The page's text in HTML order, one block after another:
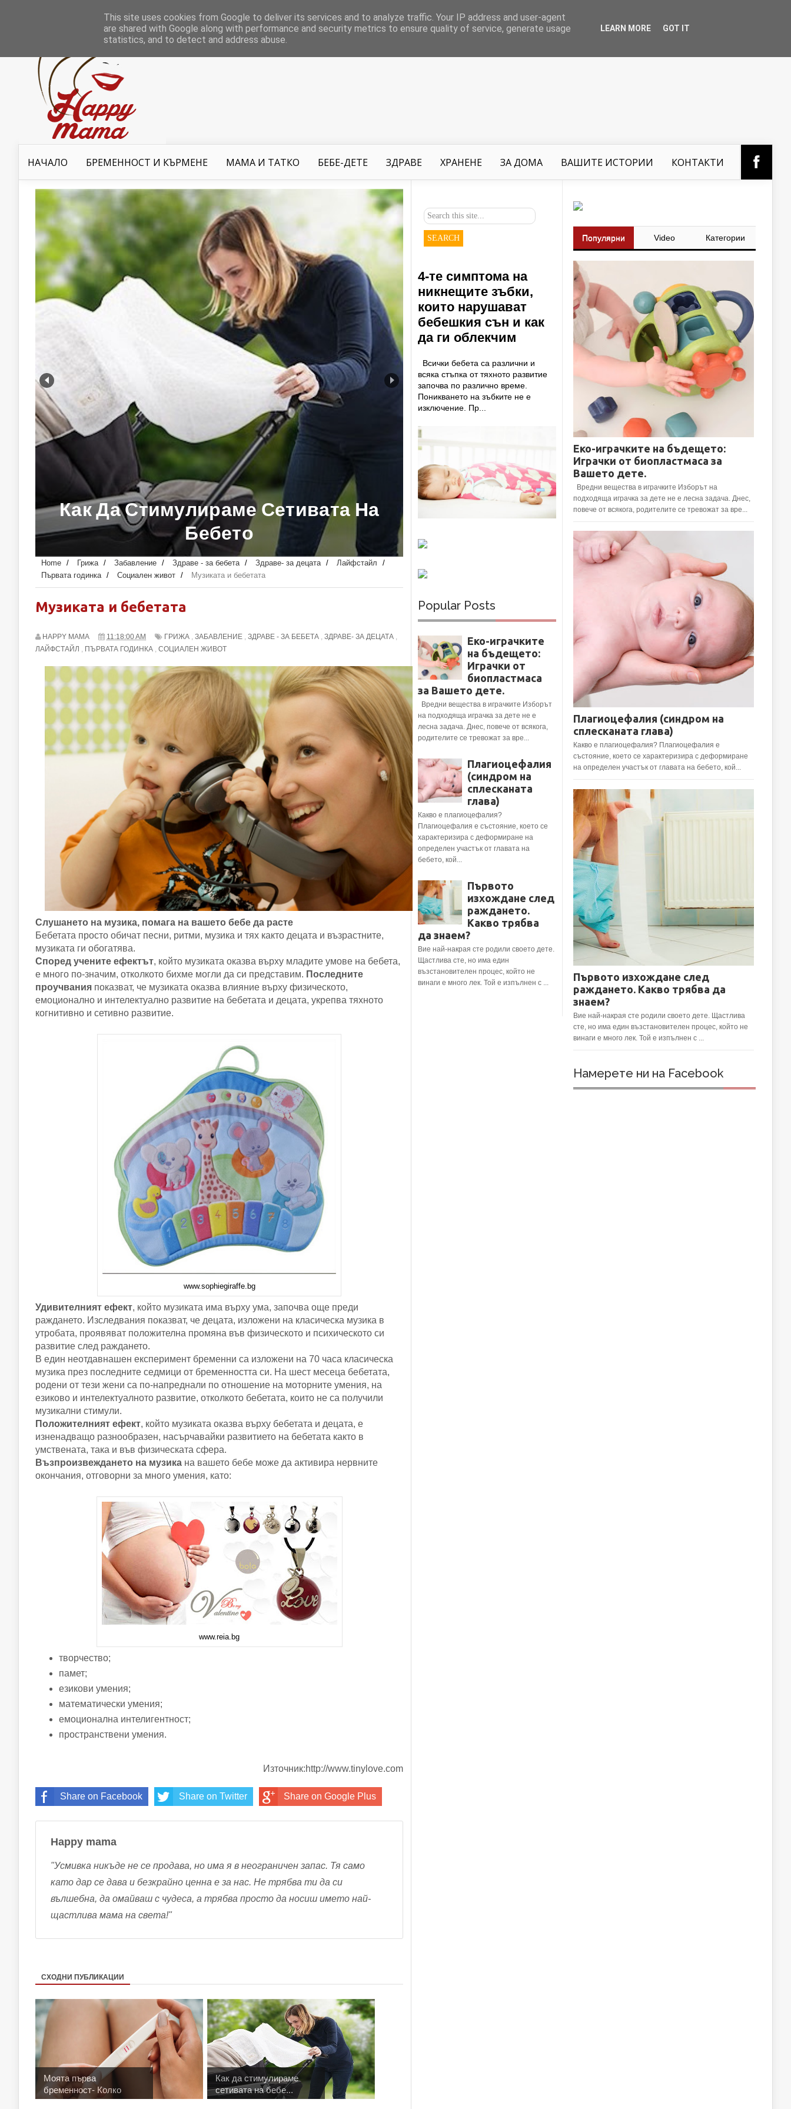
НАЧАЛО БРЕМЕННОСТ И КЪРМЕНЕ МАМА И ТАТКО БЕБЕ-ДЕТЕ ЗДРАВЕ ХРАНЕНЕ ЗА ДОМА ВАШИТЕ ИСТОРИИ КОНТАКТИ
4-те симптома на
никнещите зъбки,
които нарушават
бебешкия сън и как
да ги облекчим
Всички бебета са различни и
всяка стъпка от тяхното развитие
започва по различно време.
Поникването на зъбките не е
изключение. Пр...
Popular Posts
Еко-играчките
на бъдещето:
Играчки от
биопластмаса
за Вашето дете.
Вредни вещества в играчките Изборът
на подходяща играчка за дете не е
лесна задача. Днес, повече от всякога,
родителите се тревожат за вре...
Плагиоцефалия
(синдром на
сплесканата
глава)
Какво е плагиоцефалия?
Плагиоцефалия е състояние, което се
характеризира с деформиране на
определен участък от главата на
бебето, кой...
Първото
изхождане след
раждането.
Какво трябва
да знаем?
Вие най-накрая сте родили своето дете.
Щастлива сте, но има един
възстановителен процес, който не
винаги е много лек. Той е изпълнен с ...
Как Да Стимулираме Сетивата На
Бебето
Home / Грижа / Забавление / Здраве - за бебета / Здраве- за децата / Лайфстайл
/
Първата годинка / Социален живот / Музиката и бебетата
Музиката и бебетата
HAPPY MAMA 11:18:00 AM ГРИЖА , ЗАБАВЛЕНИЕ , ЗДРАВЕ - ЗА БЕБЕТА , ЗДРАВЕ- ЗА ДЕЦАТА ,
ЛАЙФСТАЙЛ , ПЪРВАТА ГОДИНКА , СОЦИАЛЕН ЖИВОТ
Слушането на музика, помага на вашето бебе да расте
Бебетата просто обичат песни, ритми, музика и тях както децата и възрастните,
музиката ги обогатява.
Според учените ефектът, който музиката оказва върху младите умове на бебета,
е много по-значим, отколкото бихме могли да си представим. Последните
проучвания показват, че музиката оказва влияние върху физическото,
емоционално и интелектуално развитие на бебетата и децата, укрепва тяхното
когнитивно и сетивно развитие.
www.sophiegiraffe.bg
Удивителният ефект, който музиката има върху ума, започва още преди
раждането. Изследвания показват, че децата, изложени на класическа музика в
утробата, проявяват положителна промяна във физическото и психическото си
развитие след раждането.
В един неотдавнашен експеримент бременни са изложени на 70 часа класическа
музика през последните седмици от бременността си. На шест месеца бебетата,
родени от тези жени са по-напреднали по отношение на моторните умения, на
езиково и интелектуалното развитие, отколкото бебетата, които не са получили
музикални стимули.
Положителният ефект, който музиката оказва върху бебетата и децата, е
изненадващо разнообразен, насърчавайки развитието на бебетата както в
умствената, така и във физическата сфера.
Възпроизвеждането на музика на вашето бебе може да активира нервните
окончания, отговорни за много умения, като:
www.reia.bg
творчество;
памет;
езикови умения;
математически умения;
емоционална интелигентност;
пространствени умения.
Източник:http://www.tinylove.com
Share on Facebook Share on Twitter Share on Google Plus
Happy mama
"Усмивка никъде не се продава, но има я в неограничен запас. Тя само
като дар се дава и безкрайно ценна е за нас. Не трябва ти да си
вълшебна, да омайваш с чудеса, а трябва просто да носиш името най-
щастлива мама на света!"
СХОДНИ ПУБЛИКАЦИИ
Моята първа
бременност- Колко
време...
Как да стимулираме
сетивата на бебе...
Популярни Video Категории
Еко-играчките на бъдещето:
Играчки от биопластмаса за
Вашето дете.
Вредни вещества в играчките Изборът на
подходяща играчка за дете не е лесна задача. Днес,
повече от всякога, родителите се тревожат за вре...
Плагиоцефалия (синдром на
сплесканата глава)
Какво е плагиоцефалия? Плагиоцефалия е
състояние, което се характеризира с деформиране
на определен участък от главата на бебето, кой...
Първото изхождане след
раждането. Какво трябва да
знаем?
Вие най-накрая сте родили своето дете. Щастлива
сте, но има един възстановителен процес, който не
винаги е много лек. Той е изпълнен с ...
Намерете ни на Facebook
This site uses cookies from Google to deliver its services and to analyze traffic. Your IP address and user-agent
are shared with Google along with performance and security metrics to ensure quality of service, generate usage
statistics, and to detect and address abuse.
LEARN MORE GOT IT